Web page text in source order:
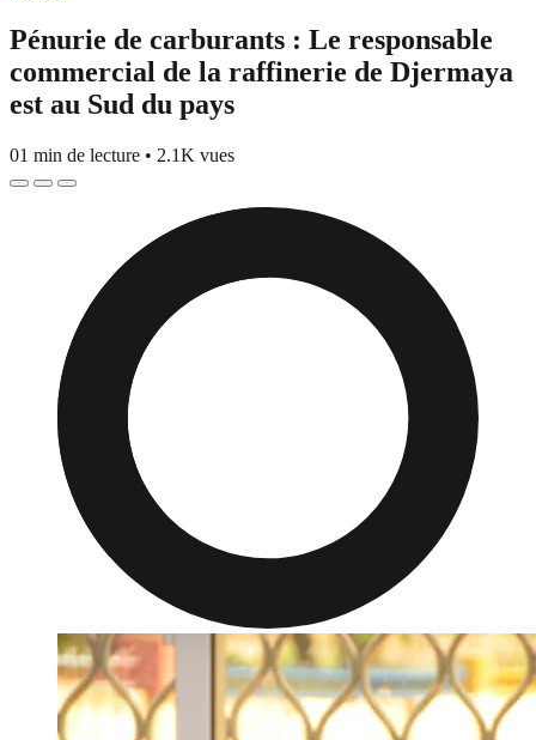
Pénurie de carburants : Le responsable
commercial de la raffinerie de Djermaya
est au Sud du pays
01 min de lecture • 2.1K vues